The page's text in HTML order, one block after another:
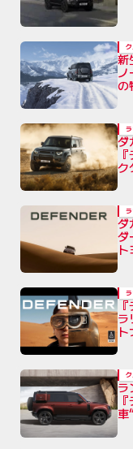
新
ノ
の
ダ
ク
ダ
ダ
ラ
ラ
車